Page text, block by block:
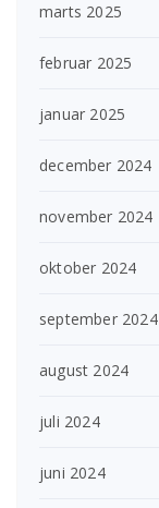
marts 2025
februar 2025
januar 2025
december 2024
november 2024
oktober 2024
september 2024
august 2024
juli 2024
juni 2024